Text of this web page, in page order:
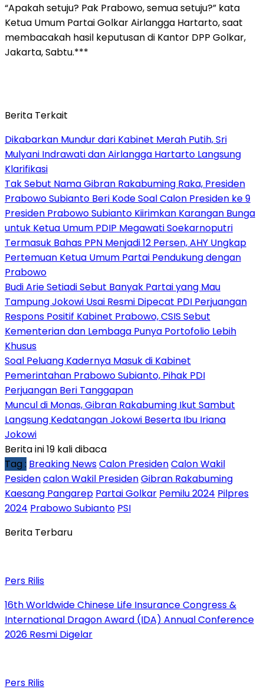
“Apakah setuju? Pak Prabowo, semua setuju?” kata
Ketua Umum Partai Golkar Airlangga Hartarto, saat
membacakah hasil keputusan di Kantor DPP Golkar,
Jakarta, Sabtu.***
Berita Terkait
Dikabarkan Mundur dari Kabinet Merah Putih, Sri
Mulyani Indrawati dan Airlangga Hartarto Langsung
Klarifikasi
Tak Sebut Nama Gibran Rakabuming Raka, Presiden
Prabowo Subianto Beri Kode Soal Calon Presiden ke 9
Presiden Prabowo Subianto Kiirimkan Karangan Bunga
untuk Ketua Umum PDIP Megawati Soekarnoputri
Termasuk Bahas PPN Menjadi 12 Persen, AHY Ungkap
Pertemuan Ketua Umum Partai Pendukung dengan
Prabowo
Budi Arie Setiadi Sebut Banyak Partai yang Mau
Tampung Jokowi Usai Resmi Dipecat PDI Perjuangan
Respons Positif Kabinet Prabowo, CSIS Sebut
Kementerian dan Lembaga Punya Portofolio Lebih
Khusus
Soal Peluang Kadernya Masuk di Kabinet
Pemerintahan Prabowo Subianto, Pihak PDI
Perjuangan Beri Tanggapan
Muncul di Monas, Gibran Rakabuming Ikut Sambut
Langsung Kedatangan Jokowi Beserta Ibu Iriana
Jokowi
Berita ini 19 kali dibaca
Tag : Breaking NewsCalon PresidenCalon Wakil
Pesidencalon Wakil PresidenGibran Rakabuming
Kaesang Pangarep Partai Golkar Pemilu 2024 Pilpres
2024 Prabowo Subianto PSI
Berita Terbaru
Pers Rilis
16th Worldwide Chinese Life Insurance Congress &
International Dragon Award (IDA) Annual Conference
2026 Resmi Digelar
Pers Rilis